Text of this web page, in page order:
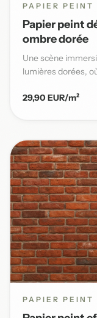
PAPIER PEINT
Papier peint
ombre dorée
Une scène
lumières dorées,
29,90 EUR/m²
PAPIER PEINT